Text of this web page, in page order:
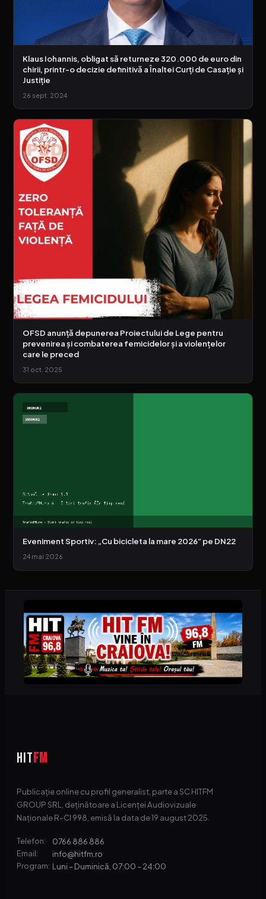
Klaus Iohannis, obligat să returneze 320.000 de euro din
chirii, printr-o decizie definitivă a Înaltei Curți de Casație și
Justiție
26 sept. 2024
OFSD anunță depunerea Proiectului de Lege pentru
prevenirea și combaterea femicidelor și a violențelor
care le preced
31 oct. 2025
Eveniment Sportiv: „Cu bicicleta la mare 2026” pe DN22
24 mai 2026
HITFM
Publicație online cu profil generalist, parte a SC HITFM
GROUP SRL, deținătoare a Licenței Audiovizuale
Naționale R-CI 998, emisă la data de 19 august 2025.
Telefon: 0766 886 886
Email: info@hitfm.ro
Program: Luni – Duminică, 07:00 – 24:00